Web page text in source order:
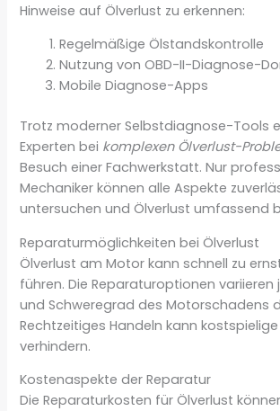
Hinweise auf Ölverlust zu erkennen:
Regelmäßige Ölstandskontrolle
Nutzung von OBD-II-Diagnose-
Mobile Diagnose-Apps
Trotz moderner Selbstdiagnose-Tools
Experten bei komplexen Ölverlust-
Besuch einer Fachwerkstatt. Nur
Mechaniker können alle Aspekte
untersuchen und Ölverlust umfassend
Reparaturmöglichkeiten bei Ölverlust
Ölverlust am Motor kann schnell zu
führen. Die Reparaturoptionen variieren
und Schweregrad des Motorschadens
Rechtzeitiges Handeln kann
verhindern.
Kostenaspekte der Reparatur
Die Reparaturkosten für Ölverlust